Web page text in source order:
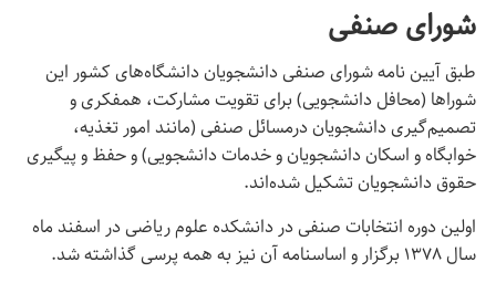
شورای صنفی
طبق آیین نامه شورای صنفی دانشجویان دانشگاه‌های کشور این
شوراها (محافل دانشجویی) برای تقویت مشارکت، همفکری و
تصمیم‌گیری دانشجویان درمسائل صنفی (مانند امور تغذیه،
خوابگاه و اسکان دانشجویان و خدمات دانشجویی) و حفظ و پیگیری
حقوق دانشجویان تشکیل شده‌اند.
اولین دوره انتخابات صنفی در دانشکده علوم ریاضی در اسفند ماه
سال ۱۳۷۸ برگزار و اساسنامه آن نیز به همه پرسی گذاشته‌ شد.